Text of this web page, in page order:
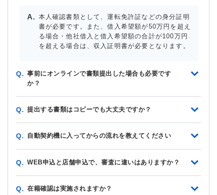
本人確認書類として、運転免許証などの身分証明
書が必要です。また、借入希望額が50万円を超え
る場合・他社借入と借入希望額の合計が100万円
を超える場合は、収入証明書が必要となります。
Q. 事前にオンラインで書類提出した場合も必要です
か？
Q. 提出する書類はコピーでも大丈夫ですか？
Q. 自動契約機に入ってからの流れを教えてください
Q. WEB申込と店舗申込で、審査に違いはありますか？
Q. 在籍確認は実施されますか？